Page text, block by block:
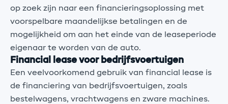
op zoek zijn naar een financieringsoplossing met
voorspelbare maandelijkse betalingen en de
mogelijkheid om aan het einde van de leaseperiode
eigenaar te worden van de auto.
Financial lease voor bedrijfsvoertuigen
Een veelvoorkomend gebruik van financial lease is
de financiering van bedrijfsvoertuigen, zoals
bestelwagens, vrachtwagens en zware machines.